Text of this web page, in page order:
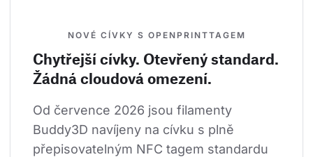
NOVÉ CÍVKY S OPENPRINTTAGEM
Chytřejší cívky. Otevřený standard.
Žádná cloudová omezení.
Od července 2026 jsou filamenty
Buddy3D navíjeny na cívku s plně
přepisovatelným NFC tagem standardu